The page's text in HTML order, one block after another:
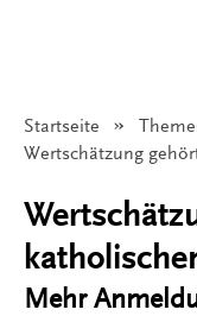
Startseite
Angezeigt:
Wertschätzung
Mehr